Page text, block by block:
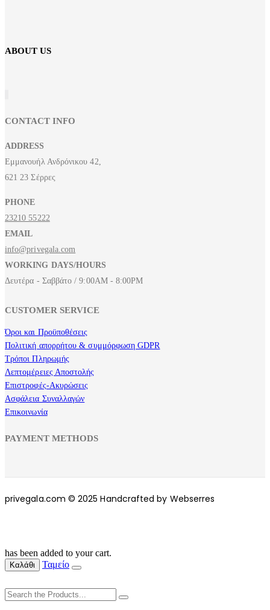
ABOUT US
CONTACT INFO
ADDRESS
Εμμανουήλ Ανδρόνικου 42,
621 23 Σέρρες
PHONE
23210 55222
EMAIL
info@privegala.com
WORKING DAYS/HOURS
Δευτέρα - Σαββάτο / 9:00AM - 8:00PM
CUSTOMER SERVICE
Όροι και Προϋποθέσεις
Πολιτική απορρήτου & συμμόρφωση GDPR
Τρόποι Πληρωμής
Λεπτομέρειες Αποστολής
Επιστροφές-Ακυρώσεις
Ασφάλεια Συναλλαγών
Επικοινωνία
PAYMENT METHODS
privegala.com © 2025 Handcrafted by Webserres
has been added to your cart.
Καλάθι Ταμείο